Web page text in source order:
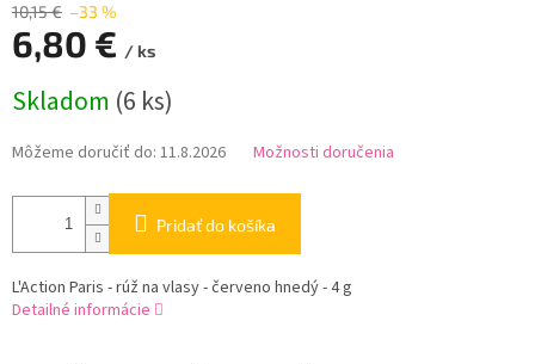
10,15 € –33 %
6,80 € / ks
cena:
Skladom (6 ks)
Môžeme doručiť do: 11.8.2026 Možnosti doručenia
Pridať do košíka
L'Action Paris - rúž na vlasy - červeno hnedý - 4 g
Detailné informácie